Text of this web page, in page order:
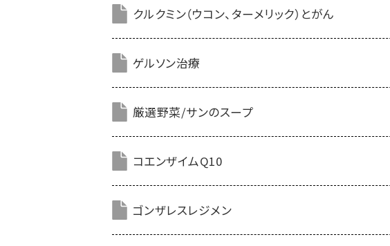
クルクミン（ウコン、ターメリック）とがん
ゲルソン治療
厳選野菜/サンのスープ
コエンザイムQ10
ゴンザレスレジメン